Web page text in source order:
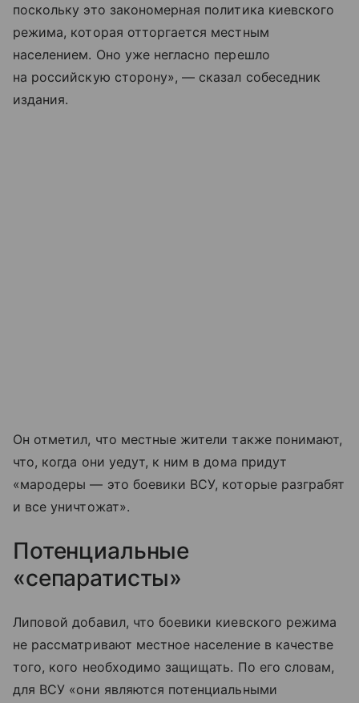
поскольку это закономерная политика киевского
режима, которая отторгается местным
населением. Оно уже негласно перешло
на российскую сторону», — сказал собеседник
издания.
Он отметил, что местные жители также понимают,
что, когда они уедут, к ним в дома придут
«мародеры — это боевики ВСУ, которые разграбят
и все уничтожат».
Потенциальные
«сепаратисты»
Липовой добавил, что боевики киевского режима
не рассматривают местное население в качестве
того, кого необходимо защищать. По его словам,
для ВСУ «они являются потенциальными